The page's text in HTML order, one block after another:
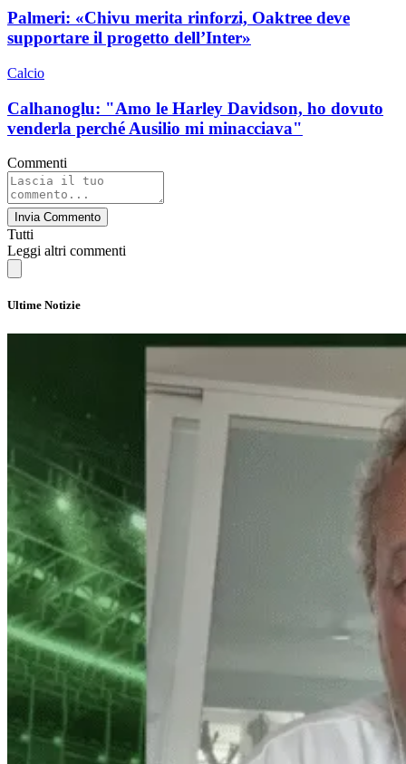
Palmeri: «Chivu merita rinforzi, Oaktree deve
supportare il progetto dell’Inter»
Calcio
Calhanoglu: "Amo le Harley Davidson, ho dovuto
venderla perché Ausilio mi minacciava"
Commenti
Invia Commento
Tutti
Leggi altri commenti
Ultime Notizie